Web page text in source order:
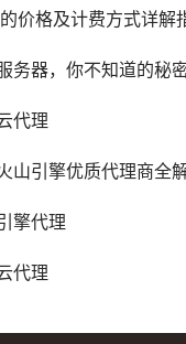
价格及计费方式详解
务器，你不知道的秘
代理
山引擎优质代理商全
擎代理
代理